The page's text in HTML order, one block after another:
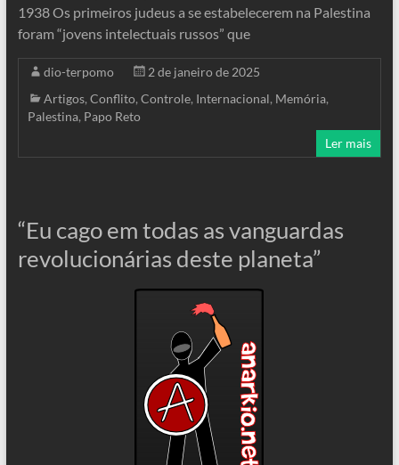
1938 Os primeiros judeus a se estabelecerem na Palestina
foram “jovens intelectuais russos” que
dio-terpomo
2 de janeiro de 2025
Artigos, Conflito, Controle, Internacional, Memória,
Palestina, Papo Reto
Ler mais
“Eu cago em todas as vanguardas
revolucionárias deste planeta”